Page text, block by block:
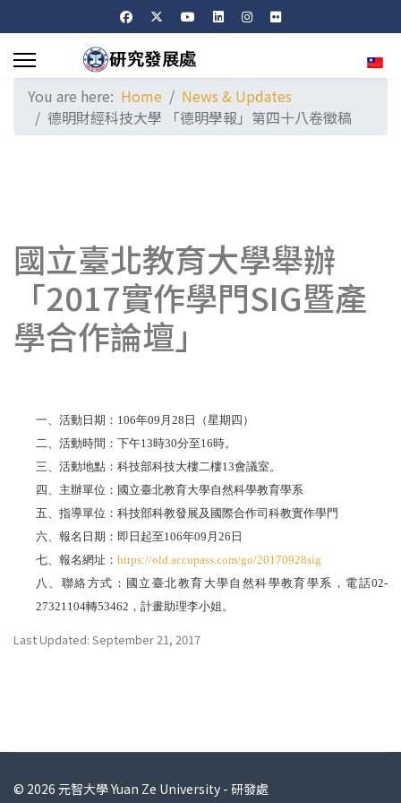
You are here: Home
News & Updates
德明財經科技大學 「德明學報」第四十八卷徵稿
國立臺北教育大學舉辦
「2017實作學門SIG暨產
學合作論壇」
一、活動日期： 106年09 月 28 日（星期四）
二、活動時間：下午13時30分至16時。
三、活動地點：科技部科技大樓二樓13會議室。
四、主辦單位：國立臺北教育大學自然科學教育學系
五、指導單位：科技部科教發展及國際合作司科教實作學門
六、報名日期：即日起至106年09 月 26 日
七、報名網址： https://old.accupass.com/go/20170928sig
八、聯絡方式：國立臺北教育大學自然科學教育學系，電話02-
27321104轉53462 ，計畫助理李小姐。
Last Updated: September 21, 2017
© 2026 元智大學 Yuan Ze University - 研發處